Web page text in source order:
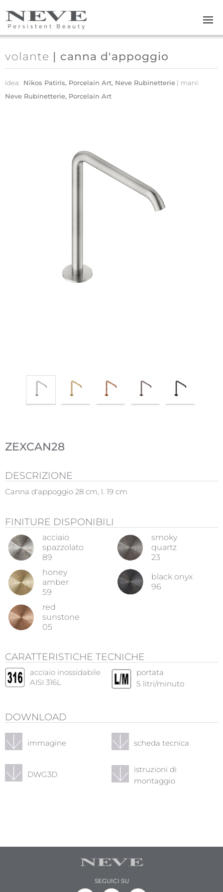
Skip to main content
volante | canna d'appoggio
idea: Nikos Patiris, Porcelain Art, Neve Rubinetterie
mani:
Neve Rubinetterie, Porcelain Art
ZEXCAN28
DESCRIZIONE
Canna d'appoggio 28 cm, l. 19 cm
FINITURE DISPONIBILI
acciaio
spazzolato
89
smoky
quartz
23
honey
amber
59
black onyx
96
red
sunstone
05
CARATTERISTICHE TECNICHE
acciaio inossidabile
AISI 316L
portata
5 litri/minuto
DOWNLOAD
immagine scheda tecnica
DWG3D
istruzioni di
montaggio
SEGUICI SU